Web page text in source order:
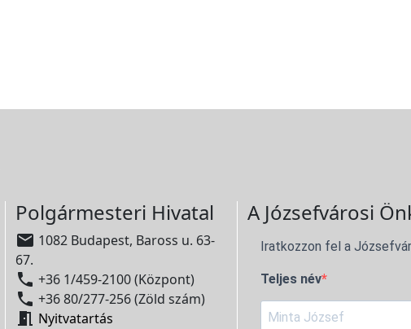
Polgármesteri Hivatal
 1082 Budapest, Baross u. 63-
67.
 +36 1/459-2100 (Központ)
 +36 80/277-256 (Zöld szám)
 Nyitvatartás
A Józsefvárosi
Iratkozzon fel a
Teljes név